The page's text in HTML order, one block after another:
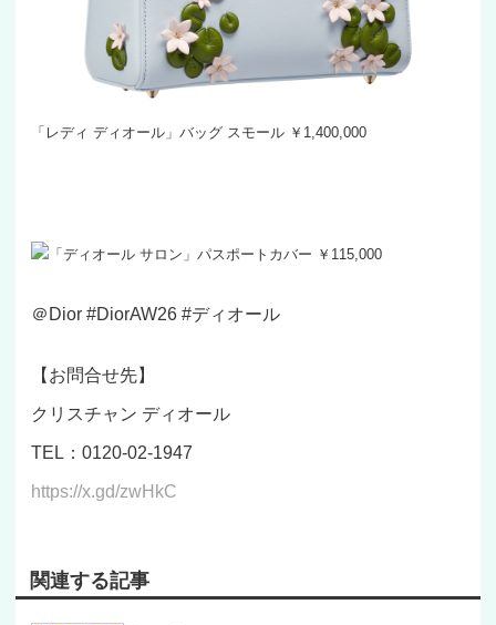
「レディ ディオール」バッグ スモール ￥1,400,000
「ディオール サロン」パスポートカバー ￥115,000
＠Dior #DiorAW26 #ディオール
【お問合せ先】
クリスチャン ディオール
TEL：0120-02-1947
https://x.gd/zwHkC
関連する記事